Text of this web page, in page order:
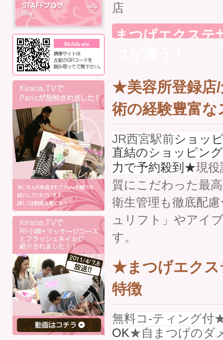
まつげエクステ
★美容所登録店/
術の経験豊富
JR西宮駅前ショッ
直結のショッピン
力で予約殺到★現
質にこだわった最
衛生管理も徹底配
ュリフト」やアイ
す。
★まつげエクス
特徴
無料コ-ティング付
OK★自まつげのダ